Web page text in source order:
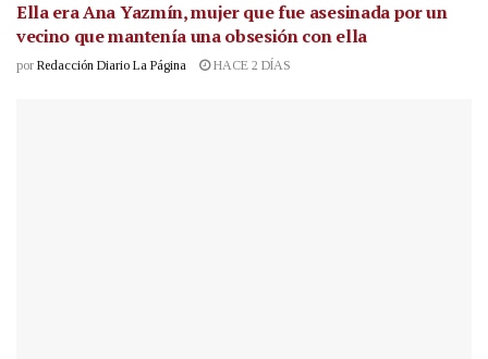
Ella era Ana Yazmín, mujer que fue asesinada por un
vecino que mantenía una obsesión con ella
por Redacción Diario La Página HACE 2 DÍAS